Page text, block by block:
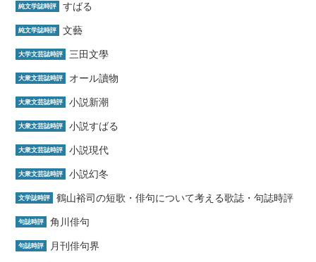
純文学誌時評 すばる
純文学誌時評 文藝
大学文芸誌時評 三田文學
大衆文芸誌時評 オール讀物
大衆文芸誌時評 小説新潮
大衆文芸誌時評 小説すばる
大衆文芸誌時評 小説現代
大衆文芸誌時評 小説幻冬
文学誌時評 鶴山裕司の短歌・俳句について考える歌誌・句誌時評
句誌時評 角川俳句
句誌時評 月刊俳句界